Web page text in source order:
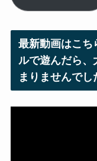
ア
ス
最新動画はこち
ルで遊んだら、
まりませんでし